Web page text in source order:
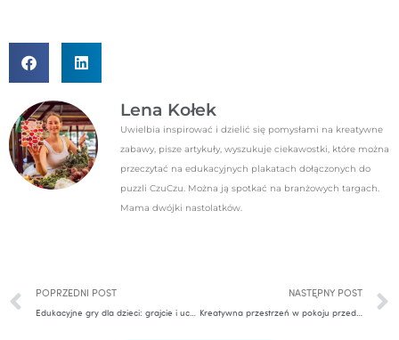
Lena Kołek
Uwielbia inspirować i dzielić się pomysłami na kreatywne
zabawy, pisze artykuły, wyszukuje ciekawostki, które można
przeczytać na edukacyjnych plakatach dołączonych do
puzzli CzuCzu. Można ją spotkać na branżowych targach.
Mama dwójki nastolatków.
Prev
POPRZEDNI POST NASTĘPNY POST
Kreatywna przestrzeń w pokoju przedszkolaka